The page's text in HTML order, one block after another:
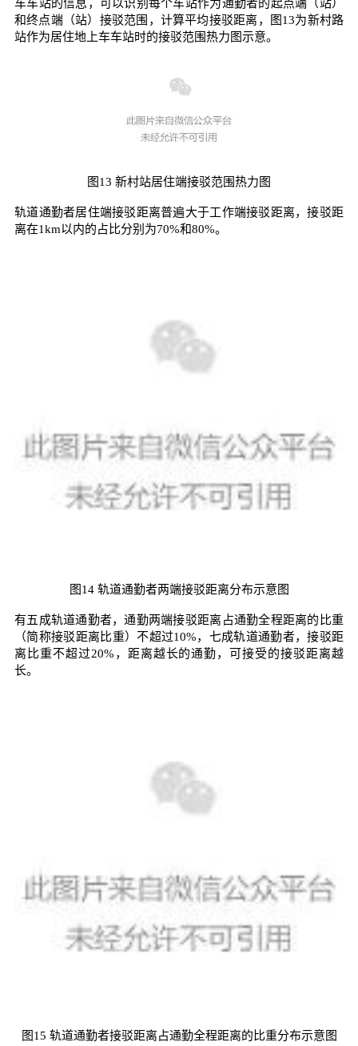
车车站的信息，可以识别每个车站作为通勤者的起点端（站）
和终点端（站）接驳范围，计算平均接驳距离，图13为新村路
站作为居住地上车车站时的接驳范围热力图示意。
图13 新村站居住端接驳范围热力图
轨道通勤者居住端接驳距离普遍大于工作端接驳距离，接驳距
离在1km以内的占比分别为70%和80%。
图14 轨道通勤者两端接驳距离分布示意图
有五成轨道通勤者，通勤两端接驳距离占通勤全程距离的比重
（简称接驳距离比重）不超过10%，七成轨道通勤者，接驳距
离比重不超过20%，距离越长的通勤，可接受的接驳距离越
长。
图15 轨道通勤者接驳距离占通勤全程距离的比重分布示意图